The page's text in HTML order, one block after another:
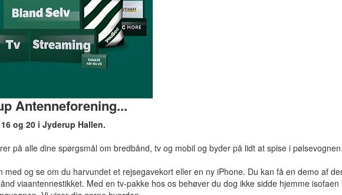
Antenneforening...
og 20 i Jyderup Hallen.
på alle dine spørgsmål om bredbånd, tv og mobil og byder på lidt at spise i pølsevognen.
og se om du harvundet et rejsegavekort eller en ny iPhone. Du kan få en demo af
viaantennestikket. Med en tv-pakke hos os behøver du dog ikke sidde hjemme